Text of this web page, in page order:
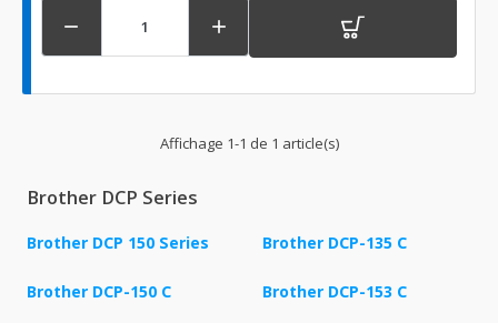
 
Affichage 1-1 de 1 article(s)
Brother DCP Series
Brother DCP 150 Series Brother DCP-135 C
Brother DCP-150 C Brother DCP-153 C